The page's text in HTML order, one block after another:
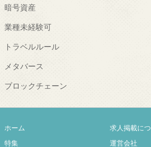
暗号資産
業種未経験可
トラベルルール
メタバース
ブロックチェーン
ホーム
特集
求人掲載に
運営会社